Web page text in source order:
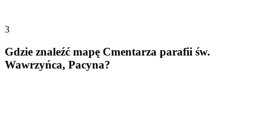
3
Gdzie znaleźć mapę Cmentarza parafii św.
Wawrzyńca, Pacyna?